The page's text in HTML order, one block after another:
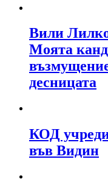
Вили
Моята
десницата
КОД учреди
във Видин